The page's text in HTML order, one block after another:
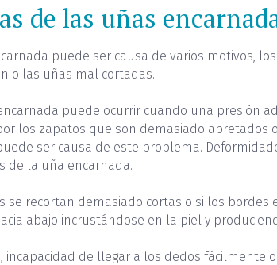
de las uñas
puede ser causa de varios motivos,
o las uñas mal cortadas.
puede ocurrir cuando una presión
los zapatos que son demasiado apretados
ser causa de este problema.
de la uña encarnada.
se recortan demasiado cortas o si los
abajo incrustándose en la piel y
incapacidad de llegar a los dedos